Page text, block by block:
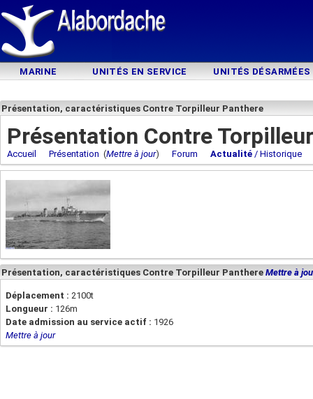
MARINE UNITÉS EN SERVICE UNITÉS DÉSARMÉES
Présentation, caractéristiques Contre Torpilleur Panthere
Présentation Contre
Accueil Présentation (Mettre à jour) Forum Actualité / Historique
Présentation, caractéristiques Contre Torpilleur Panthere Mettre à
Déplacement : 2100t
Longueur : 126m
Date admission au service actif : 1926
Mettre à jour